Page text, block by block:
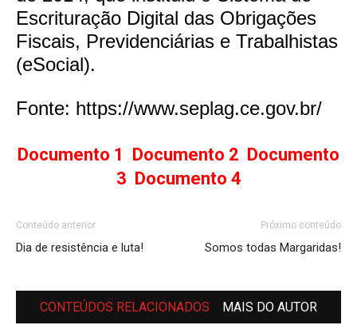
Escrituração Digital das Obrigações
Fiscais, Previdenciárias e Trabalhistas
(eSocial).
Fonte: https://www.seplag.ce.gov.br/
Documento 1 Documento 2 Documento
3 Documento 4
Conteúdo anterior
Dia de resistência e luta!
Próximo conteúdo
Somos todas Margaridas!
CONTEÚDOS RELACIONADOS MAIS DO AUTOR